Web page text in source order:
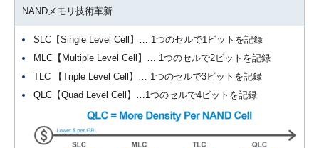
NANDメモリ技術革新
SLC【Single Level Cell】… 1つのセルで1ビットを記録
MLC【Multiple Level Cell】… 1つのセルで2ビットを記録
TLC 【Triple Level Cell】… 1つのセルで3ビットを記録
QLC【Quad Level Cell】…1つのセルで4ビットを記録